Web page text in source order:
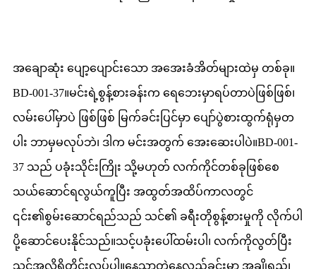
အချောဆုံး ပျော့ပျောင်းသော အအေးခံအိတ်များထဲမှ တစ်ခု။
BD-001-37။မင်းရဲ့စွန့်စားခန်းက ရေဘေးမှာရပ်တာပဲဖြစ်ဖြစ်၊
လမ်းပေါ်မှာပဲ ဖြစ်ဖြစ် မြက်ခင်းပြင်မှာ ပျော်ပွဲစားထွက်ရုံမှတ
ပါး ဘာမှမလုပ်ဘဲ၊ ဒါက မင်းအတွက် အေးဆေးပါပဲ။BD-001-
37 သည် ပခုံးသိုင်းကြိုး သို့မဟုတ် လက်ကိုင်တစ်ခုဖြစ်စေ
သယ်ဆောင်ရလွယ်ကူပြီး အထွတ်အထိပ်ကာလတွင်
၎င်း၏စွမ်းဆောင်ရည်သည် သင်၏ ခရီးတိုစွန့်စားမှုကို လိုက်ပါ
ပို့ဆောင်ပေးနိုင်သည်။သင့်ပခုံးပေါ်ထမ်းပါ၊ လက်ကိုလွတ်ပြီး
သင်အလိုရှိတိုင်းလုပ်ပါ။နေသာတဲ့နေ့လည်ခင်းမှာ အချိုရည်၊